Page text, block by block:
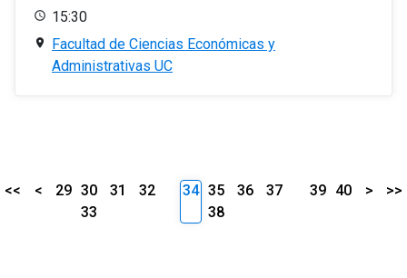
15:30
Facultad de Ciencias Económicas y
Administrativas UC
<< < 29 30 31
32
33
34 35 36
37
38
39 40 > >>